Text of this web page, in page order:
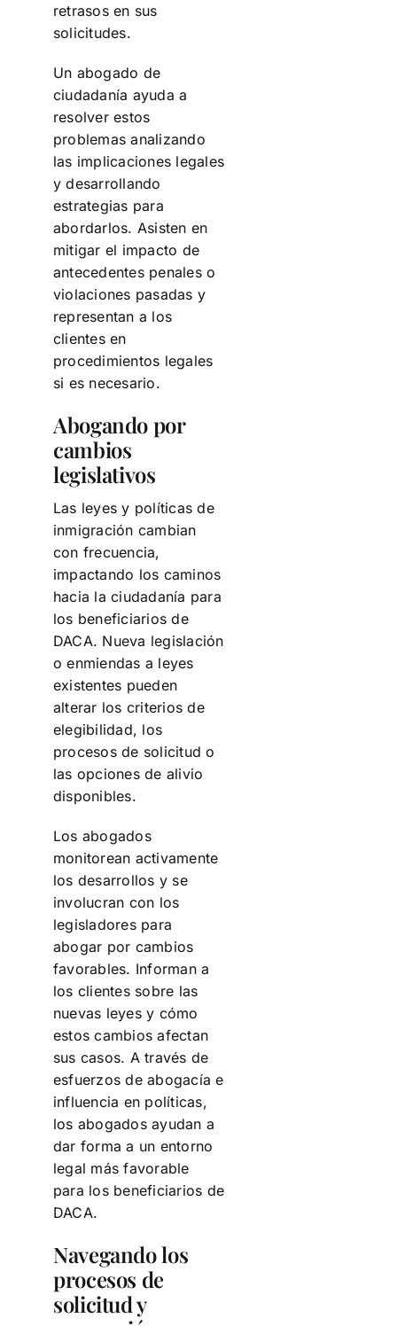
retrasos en sus
solicitudes.
Un abogado de
ciudadanía ayuda a
resolver estos
problemas analizando
las implicaciones legales
y desarrollando
estrategias para
abordarlos. Asisten en
mitigar el impacto de
antecedentes penales o
violaciones pasadas y
representan a los
clientes en
procedimientos legales
si es necesario.
Abogando por
cambios
legislativos
Las leyes y políticas de
inmigración cambian
con frecuencia,
impactando los caminos
hacia la ciudadanía para
los beneficiarios de
DACA. Nueva legislación
o enmiendas a leyes
existentes pueden
alterar los criterios de
elegibilidad, los
procesos de solicitud o
las opciones de alivio
disponibles.
Los abogados
monitorean activamente
los desarrollos y se
involucran con los
legisladores para
abogar por cambios
favorables. Informan a
los clientes sobre las
nuevas leyes y cómo
estos cambios afectan
sus casos. A través de
esfuerzos de abogacía e
influencia en políticas,
los abogados ayudan a
dar forma a un entorno
legal más favorable
para los beneficiarios de
DACA.
Navegando los
procesos de
solicitud y